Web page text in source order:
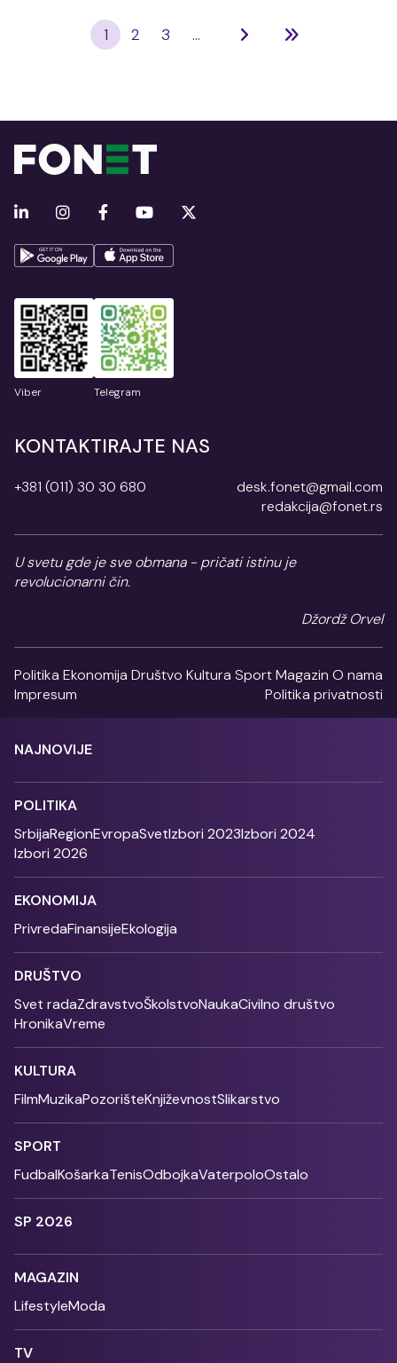
1 2 3 ...
Viber Telegram
KONTAKTIRAJTE NAS
+381 (011) 30 30 680
desk.fonet@gmail.com
redakcija@fonet.rs
U svetu gde je sve obmana - pričati istinu je
revolucionarni čin.
Džordž Orvel
Politika Ekonomija Društvo Kultura SportMagazin O nama
Impresum
Politika privatnosti
NAJNOVIJE
POLITIKA
SrbijaRegionEvropaSvetIzbori 2023Izbori 2024
Izbori 2026
EKONOMIJA
PrivredaFinansijeEkologija
DRUŠTVO
Svet radaZdravstvoŠkolstvoNaukaCivilno društvo
HronikaVreme
KULTURA
FilmMuzikaPozorišteKnjiževnostSlikarstvo
SPORT
FudbalKošarkaTenisOdbojkaVaterpoloOstalo
SP 2026
MAGAZIN
LifestyleModa
TV